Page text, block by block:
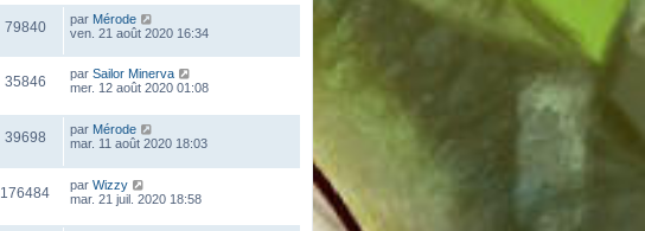
79840 par Mérode
ven. 21 août 2020 16:34
35846 par Sailor Minerva
mer. 12 août 2020 01:08
39698 par Mérode
mar. 11 août 2020 18:03
176484 par Wizzy
mar. 21 juil. 2020 18:58